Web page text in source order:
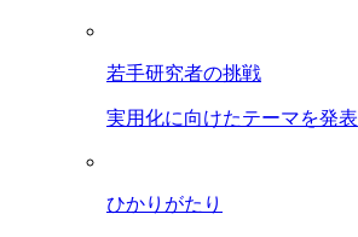
若手研究者の挑戦
実用化に向けたテーマを発表
ひかりがたり